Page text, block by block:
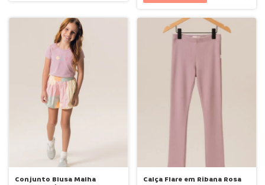
Conjunto Blusa Malha Calça Flare em Ribana Rosa